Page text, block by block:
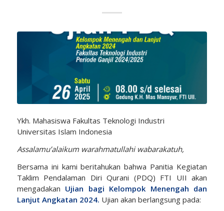
Ykh. Mahasiswa Fakultas Teknologi Industri
Universitas Islam Indonesia
Assalamu’alaikum warahmatullahi wabarakatuh,
Bersama ini kami beritahukan bahwa Panitia Kegiatan
Taklim Pendalaman Diri Qurani (PDQ) FTI UII akan
mengadakan Ujian bagi Kelompok Menengah dan
Lanjut Angkatan 2024. Ujian akan berlangsung pada: